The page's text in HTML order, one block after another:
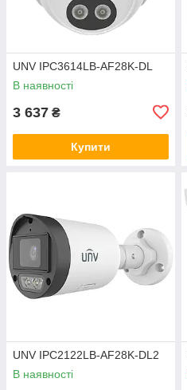
UNV IPC3614LB-AF28K-DL
В наявності
3 637 ₴
Купити
UNV IPC2122LB-AF28K-DL2
В наявності